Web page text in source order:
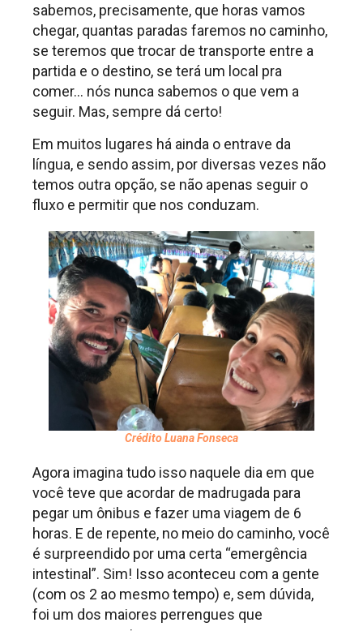
sabemos, precisamente, que horas vamos
chegar, quantas paradas faremos no caminho,
se teremos que trocar de transporte entre a
partida e o destino, se terá um local pra
comer… nós nunca sabemos o que vem a
seguir. Mas, sempre dá certo!
Em muitos lugares há ainda o entrave da
língua, e sendo assim, por diversas vezes não
temos outra opção, se não apenas seguir o
fluxo e permitir que nos conduzam.
Crédito Luana Fonseca
Agora imagina tudo isso naquele dia em que
você teve que acordar de madrugada para
pegar um ônibus e fazer uma viagem de 6
horas. E de repente, no meio do caminho, você
é surpreendido por uma certa “emergência
intestinal”. Sim! Isso aconteceu com a gente
(com os 2 ao mesmo tempo) e, sem dúvida,
foi um dos maiores perrengues que